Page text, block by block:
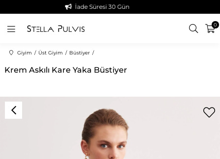
İade Süresi 30 Gün
0
Giyim Üst Giyim Büstiyer
Krem Askılı Kare Yaka Büstiyer